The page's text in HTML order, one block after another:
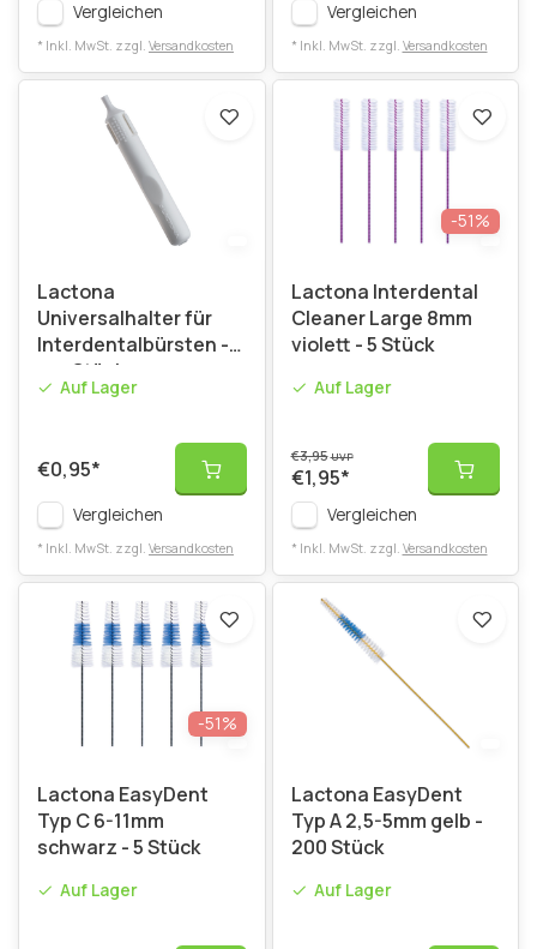
Vergleichen
* Inkl. MwSt. zzgl. Versandkosten
Vergleichen
* Inkl. MwSt. zzgl. Versandkosten
Lactona
Universalhalter für
Interdentalbürsten -
pro Stück
Auf Lager
€0,95*
Vergleichen
* Inkl. MwSt. zzgl. Versandkosten
-51%
Lactona Interdental
Cleaner Large 8mm
violett - 5 Stück
Auf Lager
€3,95UVP
€1,95*
Vergleichen
* Inkl. MwSt. zzgl. Versandkosten
-51%
Lactona EasyDent
Typ C 6-11mm
schwarz - 5 Stück
Auf Lager
Lactona EasyDent
Typ A 2,5-5mm gelb -
200 Stück
Auf Lager